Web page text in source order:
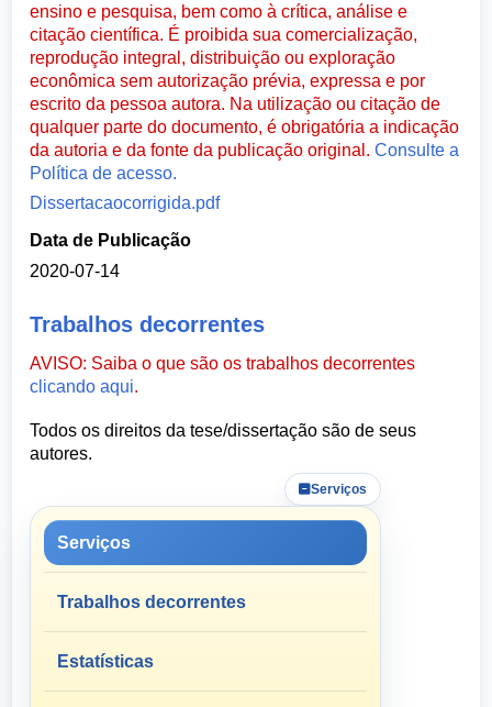
ensino e pesquisa, bem como à crítica, análise e
citação científica. É proibida sua comercialização,
reprodução integral, distribuição ou exploração
econômica sem autorização prévia, expressa e por
escrito da pessoa autora. Na utilização ou citação de
qualquer parte do documento, é obrigatória a indicação
da autoria e da fonte da publicação original.Consulte a
Política de acesso.
Dissertacaocorrigida.pdf
Data de Publicação
2020-07-14
Trabalhos decorrentes
AVISO: Saiba o que são os trabalhos decorrentes
clicando aqui.
Todos os direitos da tese/dissertação são de seus
autores.
Serviços
Serviços
Trabalhos decorrentes
Estatísticas